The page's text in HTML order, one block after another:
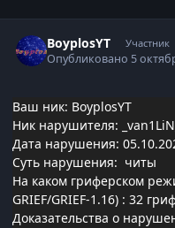
BoyplosYT Участник
Опубликовано 5
Ваш ник: BoyplosYT
Ник нарушителя: _van1LiN_
Дата нарушения:
Суть нарушения: читы
На каком гриферском
GRIEF/GRIEF-1.16) : 32
Доказательства о